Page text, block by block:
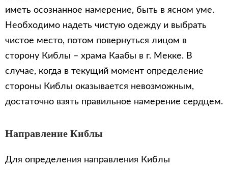
иметь осознанное намерение, быть в ясном уме.
Необходимо надеть чистую одежду и выбрать
чистое место, потом повернуться лицом в
сторону Киблы – храма Каабы в г. Мекке. В
случае, когда в текущий момент определение
стороны Киблы оказывается невозможным,
достаточно взять правильное намерение сердцем.
Направление Киблы
Для определения направления Киблы